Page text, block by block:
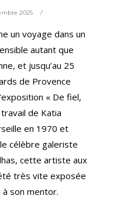
2025
un voyage dans un
autant que
et jusqu’au 25
de Provence
« De fiel,
de Katia
en 1970 et
célèbre galeriste
cette artiste aux
très vite exposée
à son mentor.